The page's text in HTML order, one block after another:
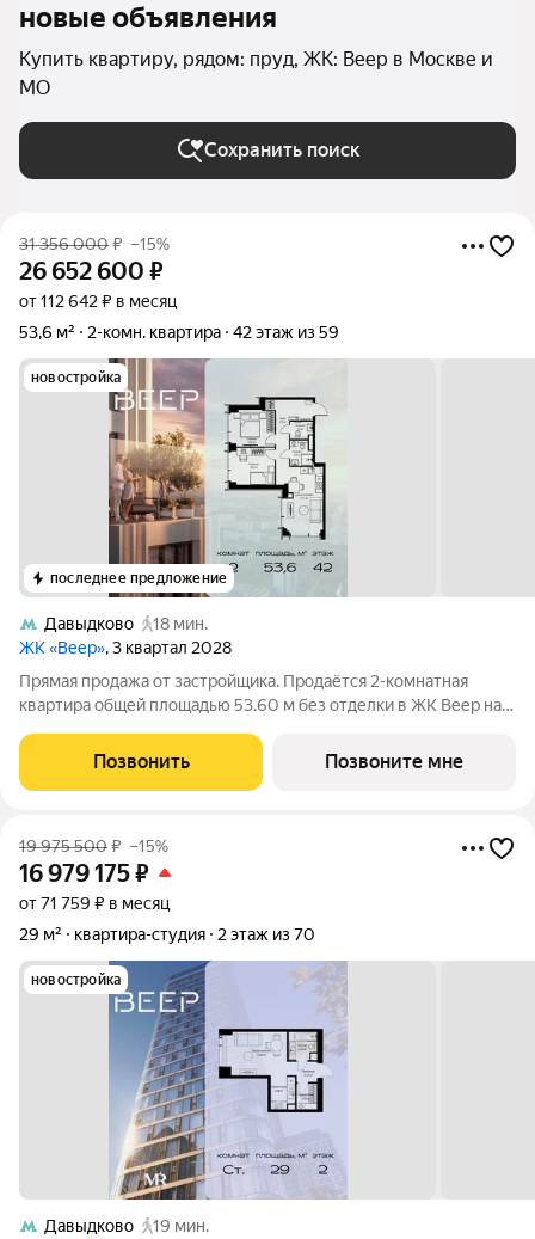
новые объявления
Купить квартиру, рядом: пруд, ЖК: Веер в Москве и
МО
Сохранить поиск
31 356 000₽ –15%
26 652 600 ₽
от 112 642 ₽ в месяц
53,6 м²
2-комн. квартира 42 этаж из 59
новостройка
последнее предложение
Давыдково
18 мин.
ЖК «Веер», 3 квартал 2028
Прямая продажа от застройщика. Продаётся 2-комнатная
квартира общей площадью 53.60 м без отделки в ЖК Веер на
класса в престижном ЗАО Москвы всего 5 минут до
Кутузовского проспекта. 15 минут
Позвонить Позвоните мне
19 975 500₽ –15%
16 979 175₽
от 71 759 ₽ в месяц
29 м²
квартира-студия 2 этаж из 70
новостройка
Давыдково
19 мин.